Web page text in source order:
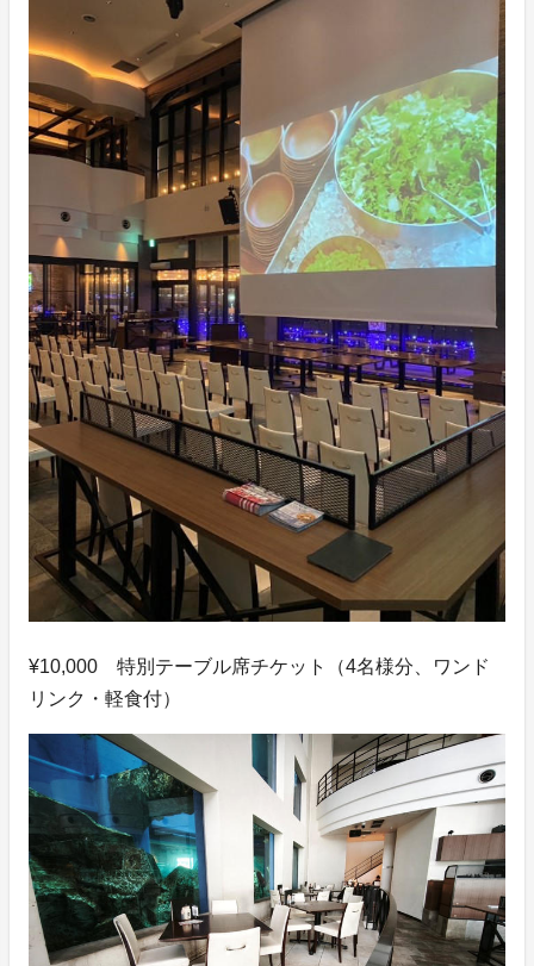
¥10,000 特別テーブル席チケット（4名様分、ワンド
リンク・軽食付）